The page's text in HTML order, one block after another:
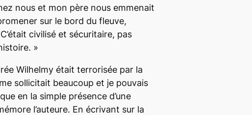
nous et mon père nous emmenait
sur le bord du fleuve,
C’était civilisé et sécuritaire, pas
»
Wilhelmy était terrorisée par la
sollicitait beaucoup et je pouvais
en la simple présence d’une
l’auteure. En écrivant sur la